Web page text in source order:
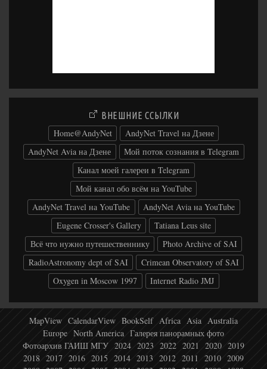
ВНЕШНИЕ ССЫЛКИ
Home@AndyNet
AndyNet Travel на Дзене
AndyNet Avia на Дзене
Мой поток сознания в Telegram
Канал моей галереи в Telegram
Мой канал обо всём на YouTube
AndyNet Travel на YouTube
AndyNet Avia на YouTube
Eugene Crosser's Gallery
Tatiana Leus site
Всё что нужно путешественнику
Photo Archive of SAI
RadioAstronomy dept of SAI
Crimean Observatory of SAI
Oxygen in Moscow 1997
Internet Radio JMJ
MapView CalendarView BookSelf Africa Asia Australia
Europe North America Галерея панорамных фото
Фотоархив ГАИШ МГУ 2024 2023 2022 2021 2020 2019
2018 2017 2016 2015 2014 2013 2012 2011 2010 2009